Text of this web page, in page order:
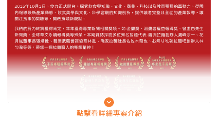
點擊看詳細專案介紹